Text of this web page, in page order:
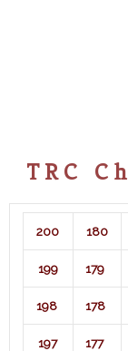
TRC
200 180
199 179
198 178
197 177